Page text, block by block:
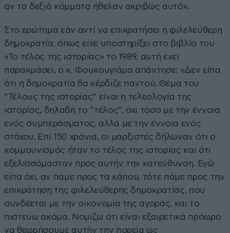
αν τα δεξιά κόμματα ήθελαν ακριβώς αυτό».
Στο ερώτημα εάν αντί να επικρατήσει η φιλελεύθερη
δημοκρατία, όπως είχε υποστηρίξει στο βιβλίο του
«Το τέλος της ιστορίας» το 1989, αυτή έχει
παρακμάσει, ο κ. Φουκουγιάμα απάντησε: «Δεν είπα
ότι η δημοκρατία θα κέρδιζε παντού. Θέμα του
“Τέλους της ιστορίας” είναι η τελεολογία της
ιστορίας, δηλαδή το “τέλος”, όχι τόσο με την έννοια
ενός συμπεράσματος, αλλά με την έννοια ενός
στόχου. Επί 150 χρόνια, οι μαρξιστές δήλωναν ότι ο
κομμουνισμός ήταν το τέλος της ιστορίας και ότι
εξελισσόμασταν προς αυτήν την κατεύθυνση. Εγώ
είπα όχι, αν πάμε προς τα κάπου, τότε πάμε προς την
επικράτηση της φιλελεύθερης δημοκρατίας, που
συνδέεται με την οικονομία της αγοράς, και το
πιστεύω ακόμα. Νομίζω ότι είναι εξαιρετικά πρόωρο
να θεωρήσουμε αυτήν την πορεία ως